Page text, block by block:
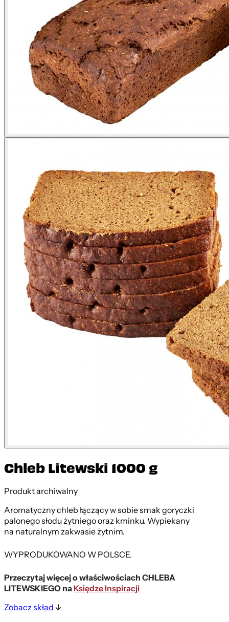
Chleb Litewski 1000 g
Produkt archiwalny
Aromatyczny chleb łączący w sobie smak goryczki
palonego słodu żytniego oraz kminku. Wypiekany
na naturalnym zakwasie żytnim.
WYPRODUKOWANO W POLSCE.
Przeczytaj więcej o właściwościach CHLEBA
LITEWSKIEGO naKsiędze Inspiracji
Zobacz skład